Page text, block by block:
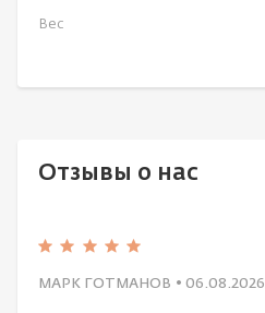
Вес
Отзывы о нас
МАРК ГОТМАНОВ • 06.08.2026